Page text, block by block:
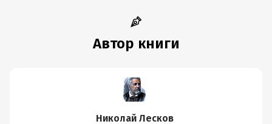
Автор книги
Николай Лесков